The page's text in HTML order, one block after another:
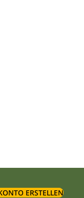
ERSTELLEN